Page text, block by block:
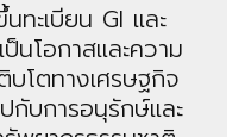
ทะเบียน GI และ
นโอกาสและความ
บโตทางเศรษฐกิจ
บการอนุรักษ์และ